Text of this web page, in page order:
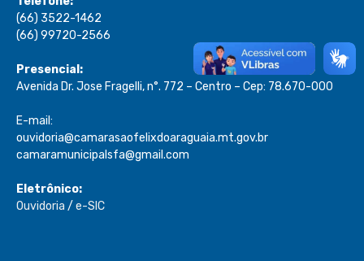
(66) 3522-1462
(66) 99720-2566
Presencial:
Avenida Dr. Jose Fragelli, n°. 772 – Centro – Cep: 78.670-000
E-mail:
ouvidoria@camarasaofelixdoaraguaia.mt.gov.br
camaramunicipalsfa@gmail.com
Eletrônico:
Ouvidoria / e-SIC